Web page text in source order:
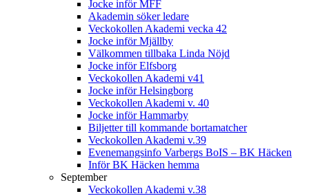
Jocke inför MFF
Akademin söker ledare
Veckokollen Akademi vecka 42
Jocke inför Mjällby
Välkommen tillbaka Linda Nöjd
Jocke inför Elfsborg
Veckokollen Akademi v41
Jocke inför Helsingborg
Veckokollen Akademi v. 40
Jocke inför Hammarby
Biljetter till kommande bortamatcher
Veckokollen Akademi v.39
Evenemangsinfo Varbergs BoIS – BK Häcken
Inför BK Häcken hemma
September
Veckokollen Akademi v.38